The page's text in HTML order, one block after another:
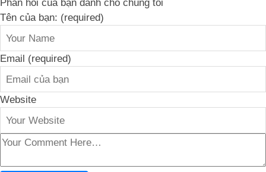
Phản hồi của bạn dành cho chúng tôi
Tên của bạn: (required)
Email (required)
Website